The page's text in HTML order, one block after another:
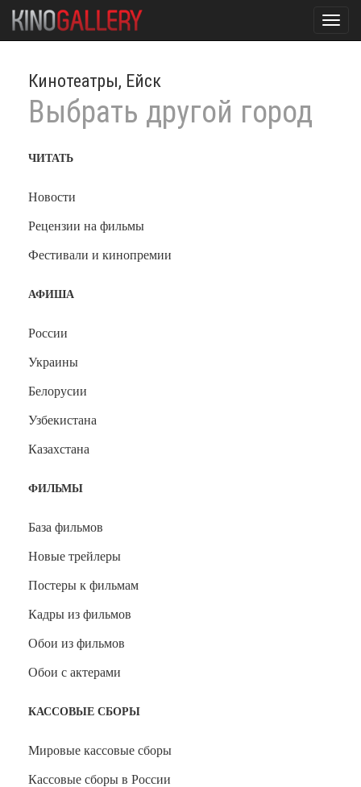
Кинотеатры, Ейск
Выбрать другой город
ЧИТАТЬ
Новости
Рецензии на фильмы
Фестивали и кинопремии
АФИША
России
Украины
Белорусии
Узбекистана
Казахстана
ФИЛЬМЫ
База фильмов
Новые трейлеры
Постеры к фильмам
Кадры из фильмов
Обои из фильмов
Обои с актерами
КАССОВЫЕ СБОРЫ
Мировые кассовые сборы
Кассовые сборы в России